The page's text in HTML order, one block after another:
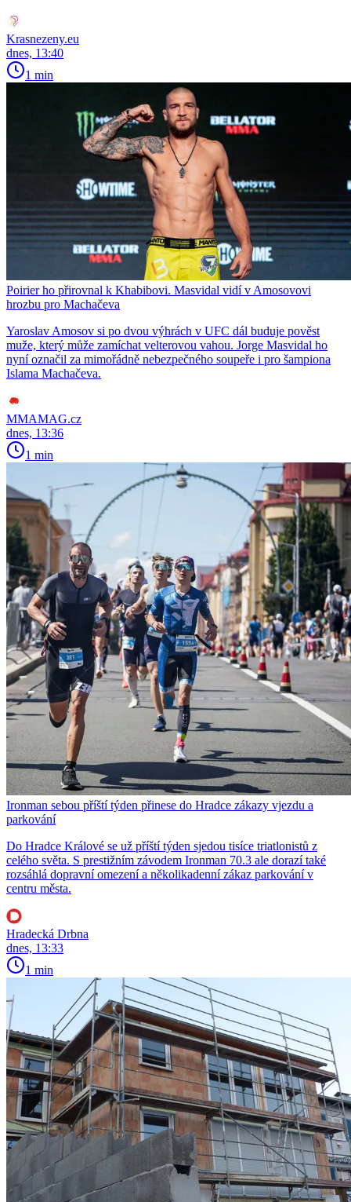
Krasnezeny.eu
dnes, 13:40
1 min
Poirier ho přirovnal k Khabibovi. Masvidal vidí v Amosovovi
hrozbu pro Machačeva
Yaroslav Amosov si po dvou výhrách v UFC dál buduje pověst
muže, který může zamíchat velterovou vahou. Jorge Masvidal ho
nyní označil za mimořádně nebezpečného soupeře i pro šampiona
Islama Machačeva.
MMAMAG.cz
dnes, 13:36
1 min
Ironman sebou příští týden přinese do Hradce zákazy vjezdu a
parkování
Do Hradce Králové se už příští týden sjedou tisíce triatlonistů z
celého světa. S prestižním závodem Ironman 70.3 ale dorazí také
rozsáhlá dopravní omezení a několikadenní zákaz parkování v
centru města.
Hradecká Drbna
dnes, 13:33
1 min